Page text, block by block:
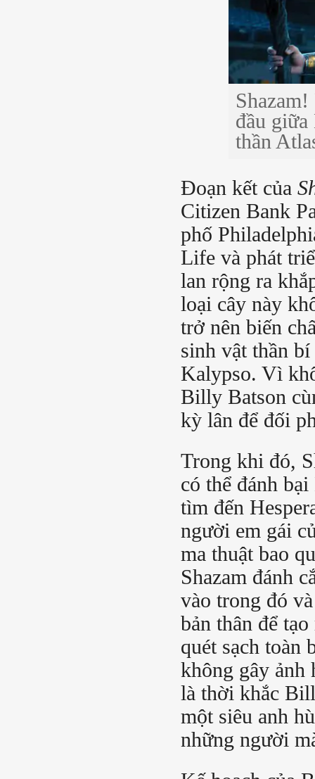
đầu
thần
Đoạn kết của
Citizen Bank
phố
Life và phát
lan rộng ra
loại cây này
trở nên biến
sinh vật thần
Kalypso. Vì
Billy Batson
kỳ lân để đối
Trong khi đó,
có thể đánh
tìm đến
người em gái
ma thuật bao
Shazam đánh
vào trong đó
bản thân để
quét sạch toàn
không gây ảnh
là thời khắc
một siêu anh
những người